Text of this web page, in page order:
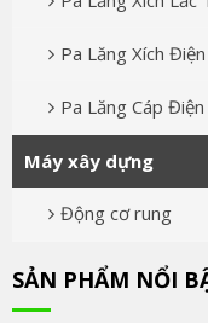
Pa Lăng Xích Điện
Pa Lăng Cáp Điện
Máy xây dựng
Động cơ rung
SẢN PHẨM NỔI